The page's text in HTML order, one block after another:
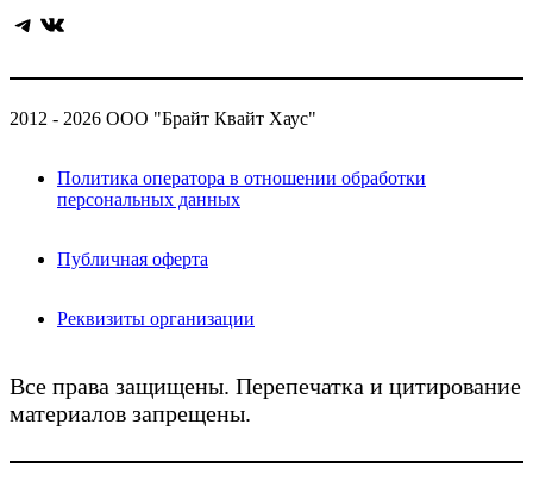
Telegram ВКонтакте
2012 - 2026 ООО "Брайт Квайт Хаус"
Политика оператора в отношении обработки
персональных данных
Публичная оферта
Реквизиты организации
Все права защищены. Перепечатка и цитирование
материалов запрещены.